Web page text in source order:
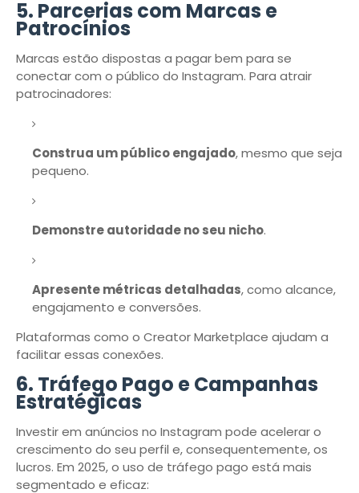
5. Parcerias com Marcas e
Patrocínios
Marcas estão dispostas a pagar bem para se
conectar com o público do Instagram. Para atrair
patrocinadores:
Construa um público engajado, mesmo que seja
pequeno.
Demonstre autoridade no seu nicho.
Apresente métricas detalhadas, como alcance,
engajamento e conversões.
Plataformas como o Creator Marketplace ajudam a
facilitar essas conexões.
6. Tráfego Pago e Campanhas
Estratégicas
Investir em anúncios no Instagram pode acelerar o
crescimento do seu perfil e, consequentemente, os
lucros. Em 2025, o uso de tráfego pago está mais
segmentado e eficaz: